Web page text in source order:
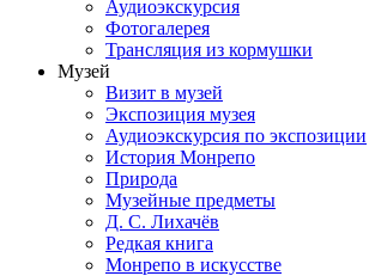
Аудиоэкскурсия
Фотогалерея
Трансляция из кормушки
Музей
Визит в музей
Экспозиция музея
Аудиоэкскурсия по экспозиции
История Монрепо
Природа
Музейные предметы
Д. С. Лихачёв
Редкая книга
Монрепо в искусстве